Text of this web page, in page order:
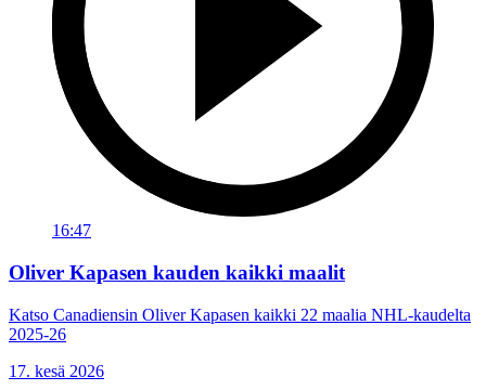
16:47
Oliver Kapasen kauden kaikki maalit
Katso Canadiensin Oliver Kapasen kaikki 22 maalia NHL-kaudelta
2025-26
17. kesä 2026